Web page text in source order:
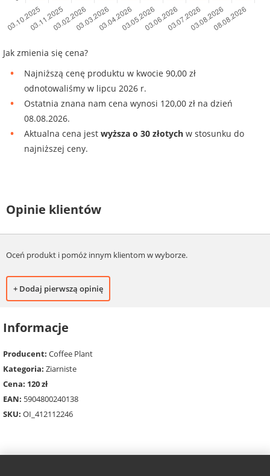
Jak zmienia się cena?
Najniższą cenę produktu w kwocie 90,00 zł
odnotowaliśmy w lipcu 2026 r.
Ostatnia znana nam cena wynosi 120,00 zł na dzień
08.08.2026.
Aktualna cena jest wyższa o 30 złotych w stosunku do
najniższej ceny.
Opinie klientów
Oceń produkt i pomóż innym klientom w wyborze.
+ Dodaj pierwszą opinię
Informacje
Producent: Coffee Plant
Kategoria: Ziarniste
Cena: 120 zł
EAN: 5904800240138
SKU: OI_412112246